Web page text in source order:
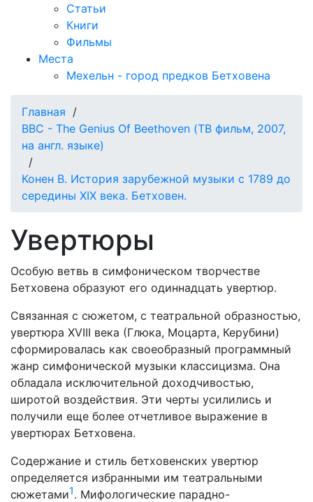
Статьи
Книги
Фильмы
Места
Мехельн - город предков Бетховена
Главная /
BBC - The Genius Of Beethoven (ТВ фильм, 2007,
на англ. языке)
/
Конен В. История зарубежной музыки с 1789 до
середины XIX века. Бетховен.
Увертюры
Особую ветвь в симфоническом творчестве
Бетховена образуют его одиннадцать увертюр.
Связанная с сюжетом, с театральной образностью,
увертюра XVIII века (Глюка, Моцарта, Керубини)
сформировалась как своеобразный программный
жанр симфонической музыки классицизма. Она
обладала исключительной доходчивостью,
широтой воздейст­вия. Эти черты усилились и
получили еще более отчетливое выра­жение в
увертюрах Бетховена.
Содержание и стиль бетховенских увертюр
определяется из­бранными им театральными
сюжетами1. Мифологические парад­но-